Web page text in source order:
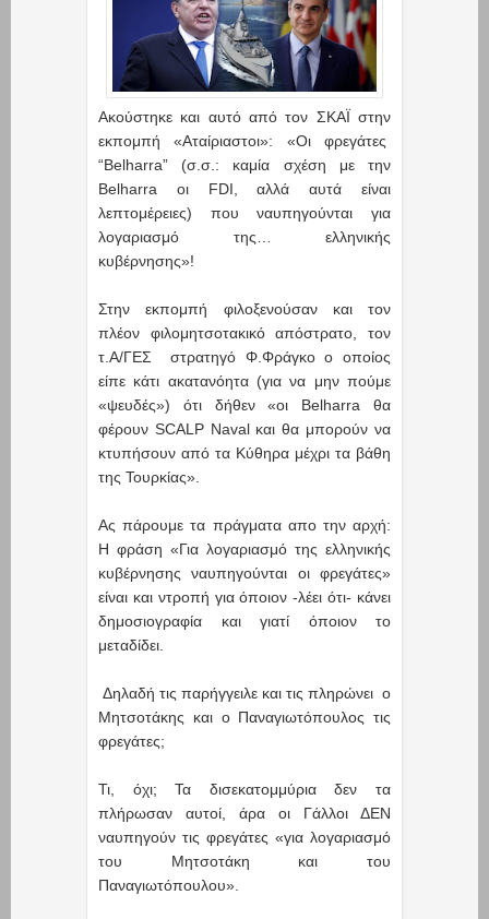
Ακούστηκε και αυτό από τον ΣΚΑΪ στην
εκπομπή «Αταίριαστοι»: «Οι φρεγάτες
“Belharra” (σ.σ.: καμία σχέση με την
Belharra οι FDI, αλλά αυτά είναι
λεπτομέρειες) που ναυπηγούνται για
λογαριασμό της… ελληνικής
κυβέρνησης»!
Στην εκπομπή φιλοξενούσαν και τον
πλέον φιλομητσοτακικό απόστρατο, τον
τ.Α/ΓΕΣ στρατηγό Φ.Φράγκο ο οποίος
είπε κάτι ακατανόητα (για να μην πούμε
«ψευδές») ότι δήθεν «οι Βelharra θα
φέρουν SCALP Naval και θα μπορούν να
κτυπήσουν από τα Κύθηρα μέχρι τα βάθη
της Τουρκίας».
Ας πάρουμε τα πράγματα απο την αρχή:
Η φράση «Για λογαριασμό της ελληνικής
κυβέρνησης ναυπηγούνται οι φρεγάτες»
είναι και ντροπή για όποιον -λέει ότι- κάνει
δημοσιογραφία και γιατί όποιον το
μεταδίδει.
Δηλαδή τις παρήγγειλε και τις πληρώνει ο
Μητσοτάκης και ο Παναγιωτόπουλος τις
φρεγάτες;
Τι, όχι; Τα δισεκατομμύρια δεν τα
πλήρωσαν αυτοί, άρα οι Γάλλοι ΔΕΝ
ναυπηγούν τις φρεγάτες «για λογαριασμό
του Μητσοτάκη και του
Παναγιωτόπουλου».